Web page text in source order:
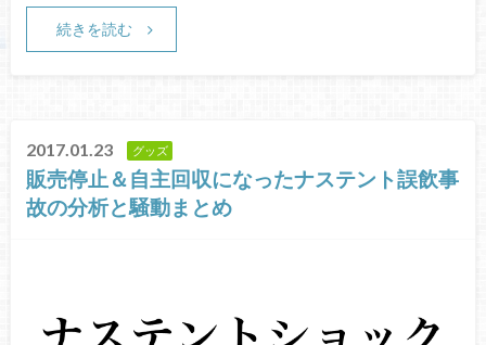
続きを読む
2017.01.23 グッズ
販売停止＆自主回収になったナステント誤飲事
故の分析と騒動まとめ